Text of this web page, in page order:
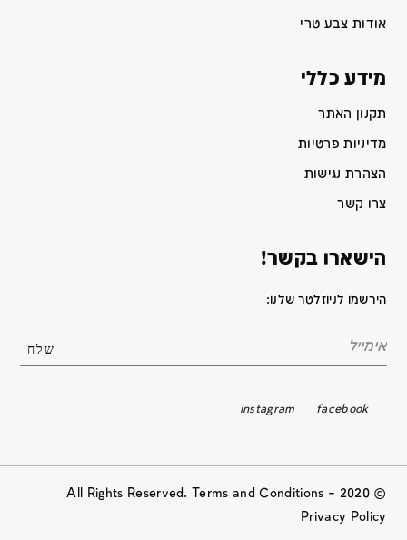
אודות צבע טרי
מידע כללי
תקנון האתר
מדיניות פרטיות
הצהרת נגישות
צרו קשר
הישארו בקשר!
הירשמו לניוזלטר שלנו:
facebook
instagram
© 2020 All Rights Reserved. Terms and Conditions –
Privacy Policy